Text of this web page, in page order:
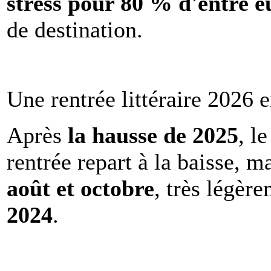
de destination.
Une rentrée littéraire 2026
Après la hausse de 2025,
rentrée repart à la baisse,
août et octobre, très
2024.